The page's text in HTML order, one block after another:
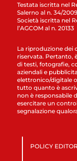
Testata iscritta nel
Salerno al n. 34/2009
Società iscritta nel
l’AGCOM al n. 20133
La riproduzione dei
riservata. Pertanto,
di testi, fotografie,
aziendali e
elettronico/digitale
tutto quanto è
non è responsabile
esercitare un
segnalazione
POLICY